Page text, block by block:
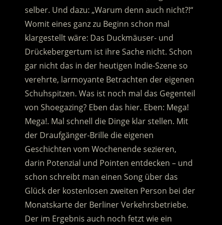
selber. Und dazu: „Warum denn auch nicht?!“
Womit eines ganz zu Beginn schon mal
klargestellt wäre: Das Duckmäuser- und
Drückebergertum ist ihre Sache nicht. Schon
gar nicht das in der heutigen Indie-Szene so
verehrte, larmoyante Betrachten der eigenen
Schuhspitzen. Was ist noch mal das Gegenteil
von Shoegazing? Eben das hier. Eben: Mega!
Mega!. Mal schnell die Dinge klar stellen. Mit
der Draufgänger-Brille die eigenen
Geschichten vom Wochenende sezieren,
darin Potenzial und Pointen entdecken – und
schon schreibt man einen Song über das
Glück der kostenlosen zweiten Person bei der
Monatskarte der Berliner Verkehrsbetriebe.
Der im Ergebnis auch noch fetzt wie ein